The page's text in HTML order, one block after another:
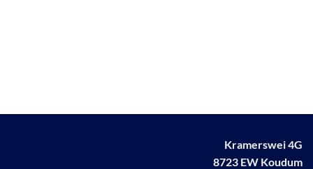
Kramerswei 4G
8723 EW Koudum